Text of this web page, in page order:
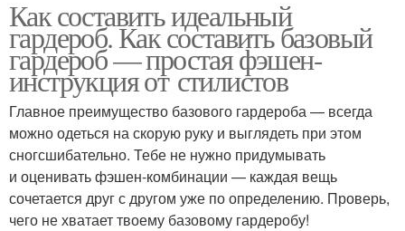
Как составить идеальный
гардероб. Как составить базовый
гардероб — простая фэшен-
инструкция от стилистов
Главное преимущество базового гардероба — всегда
можно одеться на скорую руку и выглядеть при этом
сногсшибательно. Тебе не нужно придумывать
и оценивать фэшен-комбинации — каждая вещь
сочетается друг с другом уже по определению. Проверь,
чего не хватает твоему базовому гардеробу!